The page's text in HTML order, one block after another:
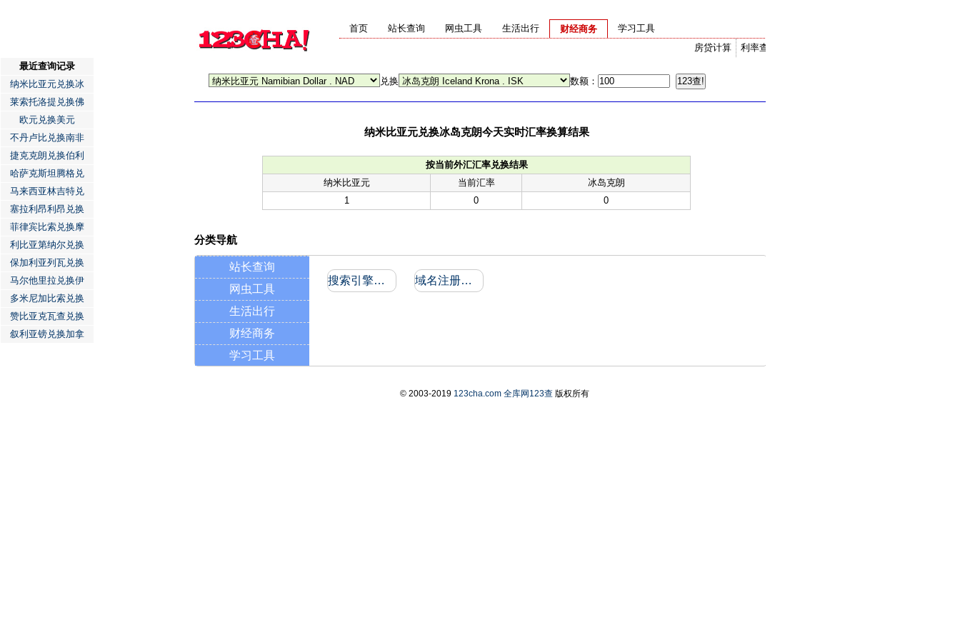
首页 站长查询 网虫工具 生活出行
财经商务
利率查询
房贷计算
学习工具
兑换 数额：
纳米比亚元兑换冰岛克朗今天实时汇率换算结果
按当前外汇汇率兑换结果
纳米比亚元
当前汇率
冰岛克朗
1
0 0
最近查询记录
纳米比亚元兑换冰
莱索托洛提兑换佛
欧元兑换美元
不丹卢比兑换南非
捷克克朗兑换伯利
哈萨克斯坦腾格兑
马来西亚林吉特兑
塞拉利昂利昂兑换
菲律宾比索兑换摩
利比亚第纳尔兑换
保加利亚列瓦兑换
马尔他里拉兑换伊
多米尼加比索兑换
赞比亚克瓦查兑换
叙利亚镑兑换加拿
分类导航
站长查询
网虫工具
生活出行
财经商务
学习工具
搜索引擎收录和反向链接 域名注册信息
© 2003-2019 123cha.com 全库网123查版权所有